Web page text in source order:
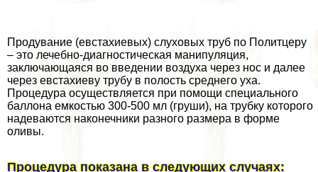
Продувание (евстахиевых) слуховых труб по Политцеру
– это лечебно-диагностическая манипуляция,
заключающаяся во введении воздуха через нос и далее
через евстахиеву трубу в полость среднего уха.
Процедypa осуществляется при помощи специального
баллона емкостью 300-500 мл (груши), на трубку которого
надеваются наконечники разного размера в форме
оливы.
Процедypa показана в следующих случаях: